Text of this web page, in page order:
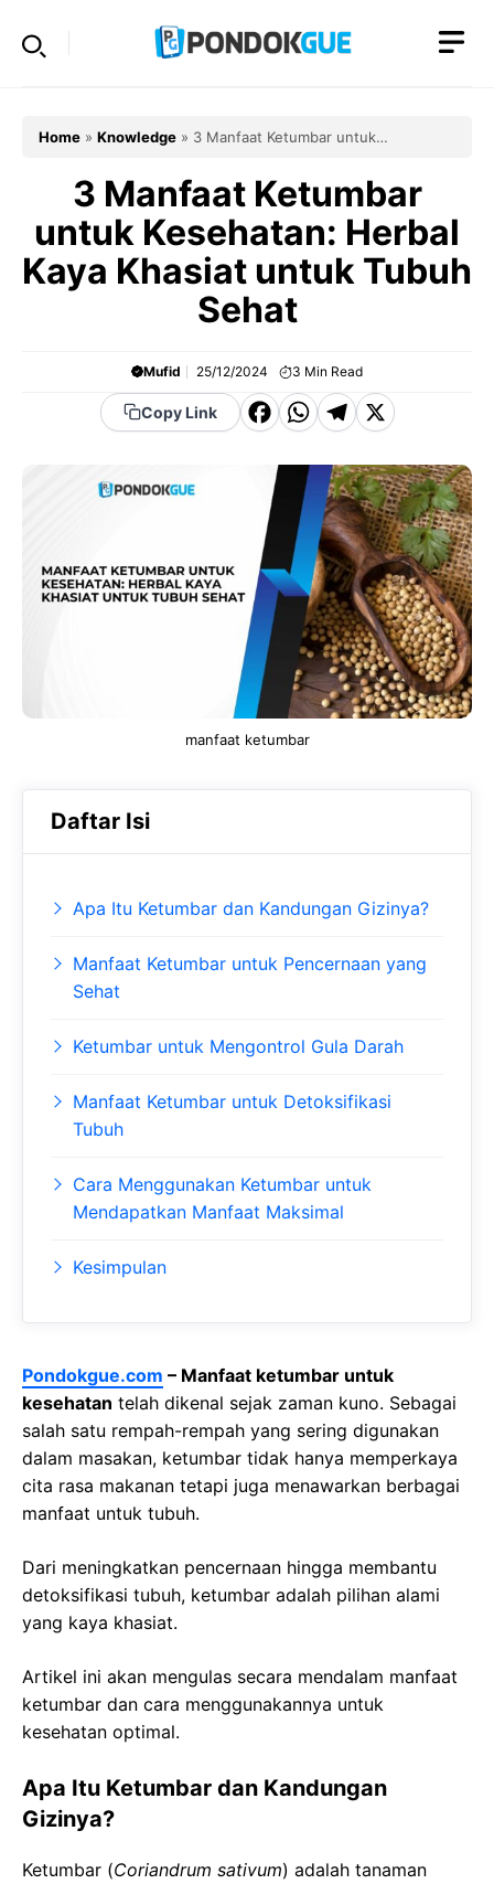
Home » Knowledge » 3 Manfaat Ketumbar untuk
3 Manfaat Ketumbar
untuk Kesehatan: Herbal
Kaya Khasiat untuk Tubuh
Sehat
Mufid 25/12/2024 3 Min Read
Copy Link
F
b
o
o
k
W
s
A
p
p
T
e
g
r
a
m
X
manfaat ketumbar
Daftar Isi
Apa Itu Ketumbar dan Kandungan Gizinya?
Manfaat Ketumbar untuk Pencernaan yang
Sehat
Ketumbar untuk Mengontrol Gula Darah
Manfaat Ketumbar untuk Detoksifikasi
Tubuh
Cara Menggunakan Ketumbar untuk
Mendapatkan Manfaat Maksimal
Kesimpulan
Pondokgue.com – Manfaat ketumbar untuk
kesehatan telah dikenal sejak zaman kuno. Sebagai
salah satu rempah-rempah yang sering digunakan
dalam masakan, ketumbar tidak hanya memperkaya
cita rasa makanan tetapi juga menawarkan berbagai
manfaat untuk tubuh.
Dari meningkatkan pencernaan hingga membantu
detoksifikasi tubuh, ketumbar adalah pilihan alami
yang kaya khasiat.
Artikel ini akan mengulas secara mendalam manfaat
ketumbar dan cara menggunakannya untuk
kesehatan optimal.
Apa Itu Ketumbar dan Kandungan
Gizinya?
Ketumbar (Coriandrum sativum) adalah tanaman